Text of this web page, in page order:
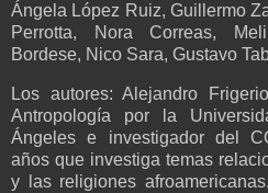
Ángela López Ruiz, Guillermo
Perrotta, Nora Correas,
Bordese, Nico Sara, Gustavo
Los autores: Alejandro
Antropología por la
Ángeles e investigador del
años que investiga temas
y las religiones